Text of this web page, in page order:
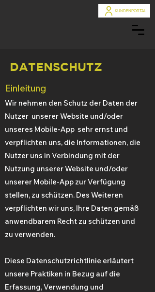
KUNDENPORTAL
DATENSCHUTZ
Einleitung
Wir nehmen den Schutz der Daten der
Nutzer unserer Website und/oder
unseres Mobile-App sehr ernst und
verpflichten uns, die Informationen, die
Nutzer uns in Verbindung mit der
Nutzung unserer Website und/oder
unserer Mobile-App zur Verfügung
stellen, zu schützen. Des Weiteren
verpflichten wir uns, Ihre Daten gemäß
anwendbarem Recht zu schützen und
zu verwenden.
Diese Datenschutzrichtlinie erläutert
unsere Praktiken in Bezug auf die
Erfassung, Verwendung und